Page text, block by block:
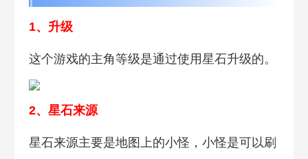
1、升级
这个游戏的主角等级是通过使用星石升级的。
2、星石来源
星石来源主要是地图上的小怪，小怪是可以刷